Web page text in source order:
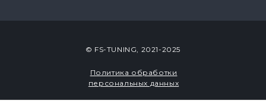
© FS-TUNING, 2021-2025
Политика обработки
персональных данных